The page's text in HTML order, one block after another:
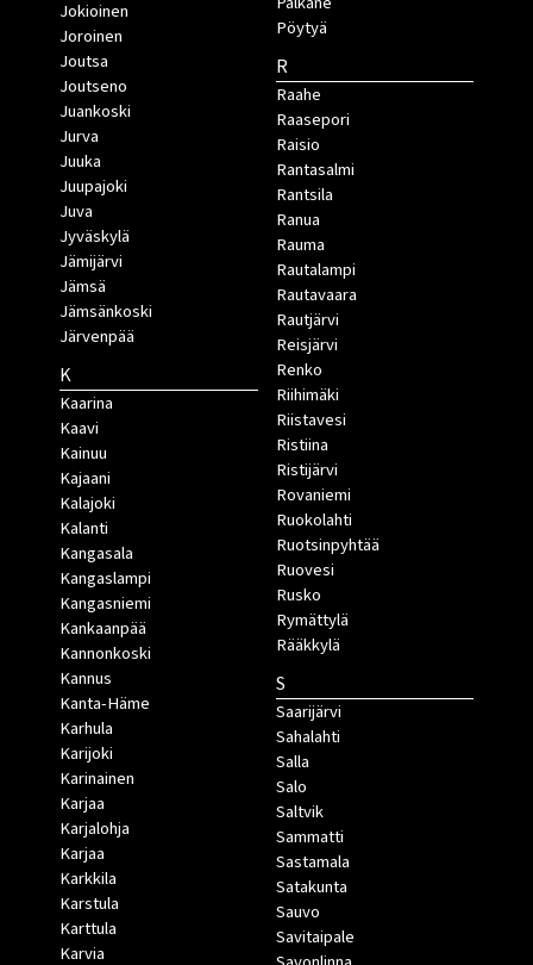
Jokioinen
Joroinen
Joutsa
Joutseno
Juankoski
Jurva
Juuka
Juupajoki
Juva
Jyväskylä
Jämijärvi
Jämsä
Jämsänkoski
Järvenpää
K
Kaarina
Kaavi
Kainuu
Kajaani
Kalajoki
Kalanti
Kangasala
Kangaslampi
Kangasniemi
Kankaanpää
Kannonkoski
Kannus
Kanta-Häme
Karhula
Karijoki
Karinainen
Karjaa
Karjalohja
Karjaa
Karkkila
Karstula
Karttula
Karvia
Pöytyä
R
Raahe
Raasepori
Raisio
Rantasalmi
Rantsila
Ranua
Rauma
Rautalampi
Rautavaara
Rautjärvi
Reisjärvi
Renko
Riihimäki
Riistavesi
Ristiina
Ristijärvi
Rovaniemi
Ruokolahti
Ruotsinpyhtää
Ruovesi
Rusko
Rymättylä
Rääkkylä
S
Saarijärvi
Sahalahti
Salla
Salo
Saltvik
Sammatti
Sastamala
Satakunta
Sauvo
Savitaipale